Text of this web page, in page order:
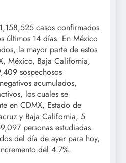
casos confirmados
últimos 14 días. En México
la mayor parte de estos
México, Baja California,
sospechosos
acumulados,
los cuales se
en CDMX, Estado de
y Baja California, 5
personas estudiadas.
del día de ayer para hoy,
del 4.7%.